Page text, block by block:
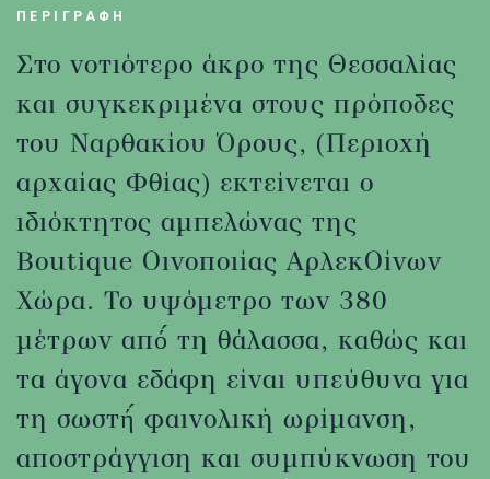
ΠΕΡΙΓΡΑΦΗ
Στο νοτιότερο άκρο της Θεσσαλίας
και συγκεκριμένα στους πρόποδες
του Ναρθακίου Όρους, (Περιοχή
αρχαίας Φθίας) εκτείνεται ο
ιδιόκτητος αμπελώνας της
Boutique Οινοποιίας ΑρλεκΟίνων
Χώρα. Το υψόμετρο των 380
μέτρων από́ τη θάλασσα, καθώς και
τα άγονα εδάφη είναι υπεύθυνα για
τη σωστή́ φαινολική ωρίμανση,
αποστράγγιση και συμπύκνωση του